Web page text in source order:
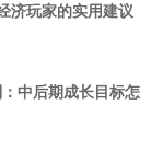
济玩家的实用建议
中后期成长目标怎